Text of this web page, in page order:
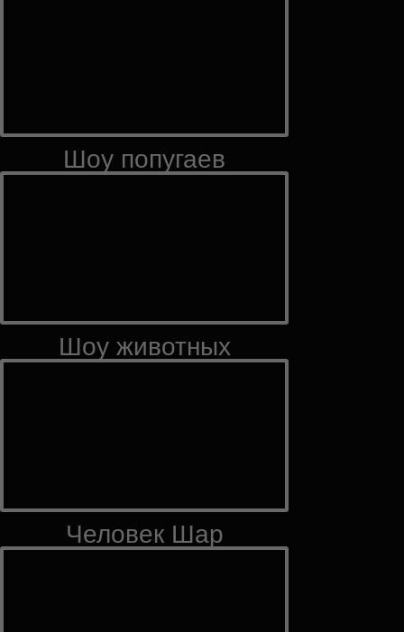
Шоу попугаев
Шоу животных
Человек Шар